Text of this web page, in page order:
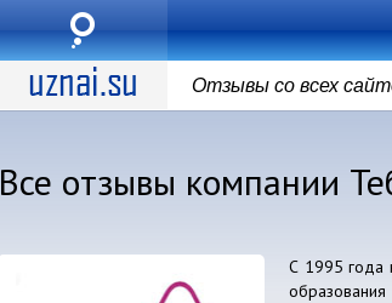
Отзывы со всех
Все отзывы компании
С 1995 года